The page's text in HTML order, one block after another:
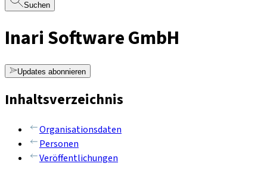
Suchen
Inari Software GmbH
Updates abonnieren
Inhaltsverzeichnis
Organisationsdaten
Personen
Veröffentlichungen